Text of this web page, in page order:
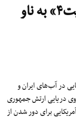
ادعای هشدار در رزمایش «ولایت۴» به ناو
در آب‌های ایران و
دریایی ارتش جمهوری
برای دور شدن از